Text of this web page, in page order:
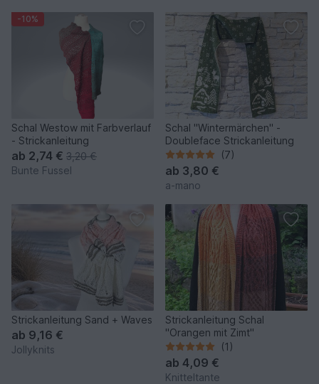
-10%
Schal Westow mit Farbverlauf
- Strickanleitung
ab 2,74 € 3,20 €
Bunte Fussel
Schal "Wintermärchen" -
Doubleface Strickanleitung
(7)
ab 3,80 €
a-mano
Strickanleitung Sand + Waves
ab 9,16 €
Jollyknits
Strickanleitung Schal
"Orangen mit Zimt"
(1)
ab 4,09 €
Knitteltante